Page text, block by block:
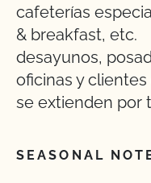
cafeterías
& breakfast, etc.
desayunos,
oficinas y
se extienden por
SEASONAL